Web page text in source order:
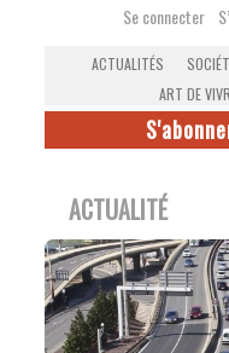
Se connecter
ACTUALITÉS
ART DE
ACTUALITÉ